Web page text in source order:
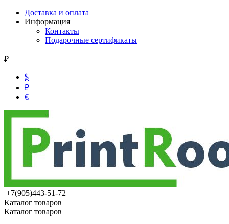
Доставка и оплата
Информация
Контакты
Подарочные сертификаты
₽
$
₽
€
+7(905)443-51-72
Каталог товаров
Каталог товаров